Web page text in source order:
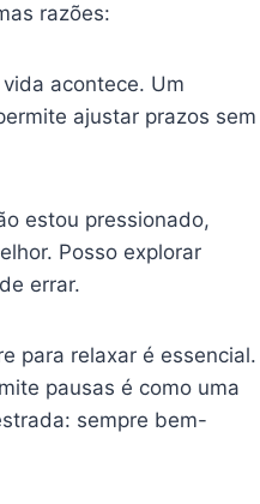
razões:
acontece. Um
ajustar prazos sem
estou pressionado,
Posso explorar
errar.
para relaxar é essencial.
pausas é como uma
sempre bem-